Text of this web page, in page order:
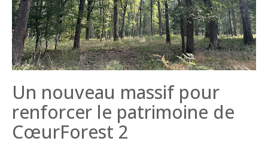
Un nouveau massif pour
renforcer le patrimoine de
CœurForest 2